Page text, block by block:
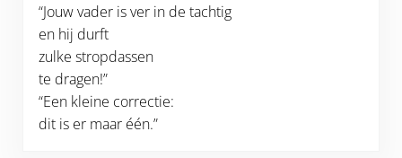
“Jouw vader is ver in de tachtig
en hij durft
zulke stropdassen
te dragen!”
“Een kleine correctie:
dit is er maar één.”